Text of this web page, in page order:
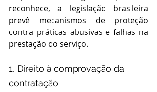
reconhece, a legislação brasileira
prevê mecanismos de proteção
contra práticas abusivas e falhas na
prestação do serviço.
1. Direito à comprovação da
contratação